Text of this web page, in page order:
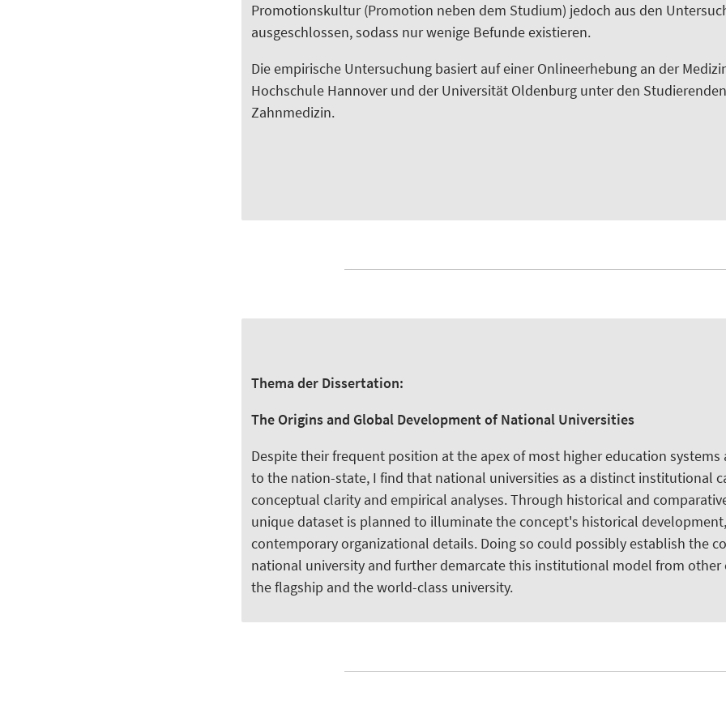
Promotionskultur (Promotion neben dem Studium) jedoch aus den
ausgeschlossen, sodass nur wenige Befunde existieren.
Die empirische Untersuchung basiert auf einer Onlineerhebung an der
Hochschule Hannover und der Universität Oldenburg unter den
Zahnmedizin.
Thema der Dissertation:
The Origins and Global Development of National Universities
Despite their frequent position at the apex of most higher education systems
to the nation-state, I find that national universities as a distinct institutional
conceptual clarity and empirical analyses. Through historical and
unique dataset is planned to illuminate the concept's historical
contemporary organizational details. Doing so could possibly establish the
national university and further demarcate this institutional model from other
the flagship and the world-class university.